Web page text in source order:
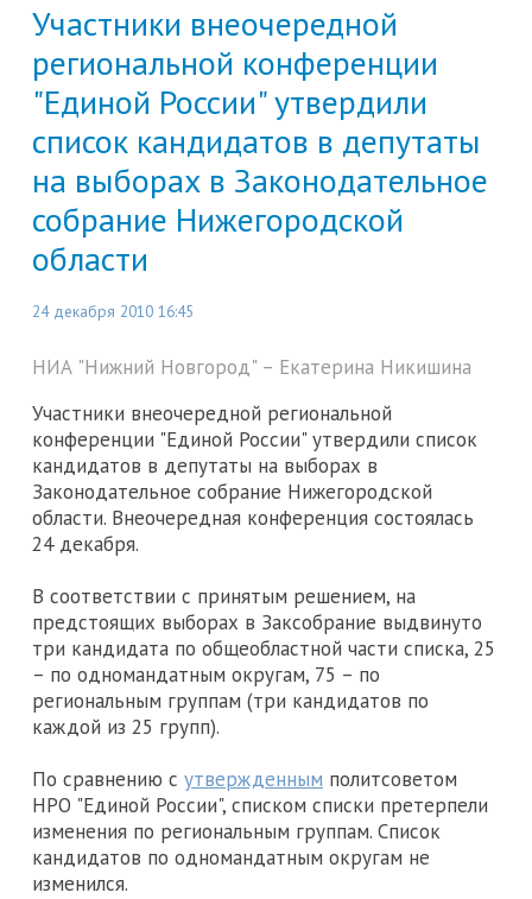
Участники внеочередной
региональной конференции
"Единой России" утвердили
список кандидатов в депутаты
на выборах в Законодательное
собрание Нижегородской
области
24 декабря 2010 16:45
НИА "Нижний Новгород" – Eкатерина Никишина
Участники внеочередной региональной
конференции "Единой России" утвердили список
кандидатов в депутаты на выборах в
Законодательное собрание Нижегородской
области. Внеочередная конференция состоялась
24 декабря.
В соответствии с принятым решением, на
предстоящих выборах в Заксобрание выдвинуто
три кандидата по общеобластной части списка, 25
– по одномандатным округам, 75 – по
региональным группам (три кандидатов по
каждой из 25 групп).
По сравнению с утвержденным политсоветом
НРО "Единой России", списком списки претерпели
изменения по региональным группам. Список
кандидатов по одномандатным округам не
изменился.